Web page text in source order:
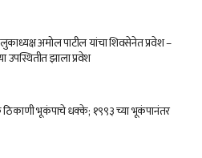
अमोल पाटील यांचा शिवसेनेत प्रवेश –
उपस्थितीत झाला प्रवेश
ठिकाणी भूकंपाचे धक्के; १९९३ च्या भूकंपानंतर